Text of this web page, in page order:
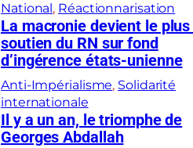
National, Réactionnarisation
La macronie devient le
soutien du RN sur fond
d’ingérence états-unienne
Anti-Impérialisme, Solidarité
internationale
Il y a un an, le triomphe de
Georges Abdallah